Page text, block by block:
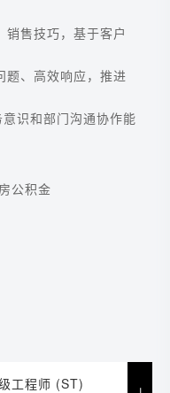
售技巧，基于客户
题、高效响应，推进
识和部门沟通协作能
公积金
工程师 (ST)